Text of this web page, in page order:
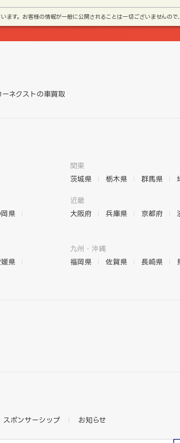
ます。お客様の情報が一般に公開されることは一切ございませんの
ーネクストの車買取
関東
茨城県
栃木県 群馬県
県
近畿
大阪府
兵庫県 京都府
媛県
九州・沖縄
福岡県
佐賀県 長崎県
スポンサーシップ お知らせ